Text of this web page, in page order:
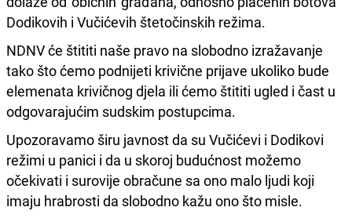
Dodikovih i Vučićevih štetočinskih režima.
NDNV će štititi naše pravo na slobodno izražavanje
tako što ćemo podnijeti krivične prijave ukoliko bude
elemenata krivičnog djela ili ćemo štititi ugled i čast u
odgovarajućim sudskim postupcima.
Upozoravamo širu javnost da su Vučićevi i Dodikovi
režimi u panici i da u skoroj budućnost možemo
očekivati i surovije obračune sa ono malo ljudi koji
imaju hrabrosti da slobodno kažu ono što misle.